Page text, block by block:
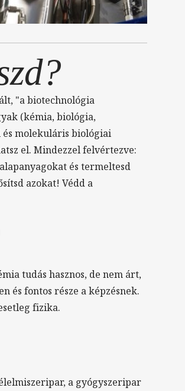
"a biotechnológia
(kémia, biológia,
molekuláris biológiai
el. Mindezzel felvértezve:
és termeltesd
azokat! Védd a
tudás hasznos, de nem árt,
és fontos része a képzésnek.
fizika.
a gyógyszeripar